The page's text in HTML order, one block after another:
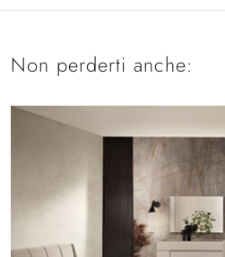
Non perderti anche: